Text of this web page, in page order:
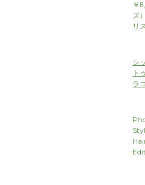
￥
ズ
リ
シ
ト
ラ